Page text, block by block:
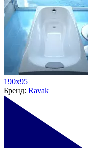
190х95
Бренд: Ravak